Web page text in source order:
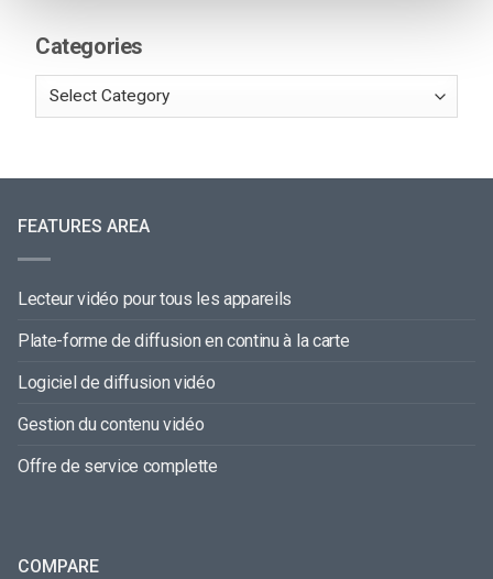
Categories
FEATURES AREA
Lecteur vidéo pour tous les appareils
Plate-forme de diffusion en continu à la carte
Logiciel de diffusion vidéo
Gestion du contenu vidéo
Offre de service complette
COMPARE